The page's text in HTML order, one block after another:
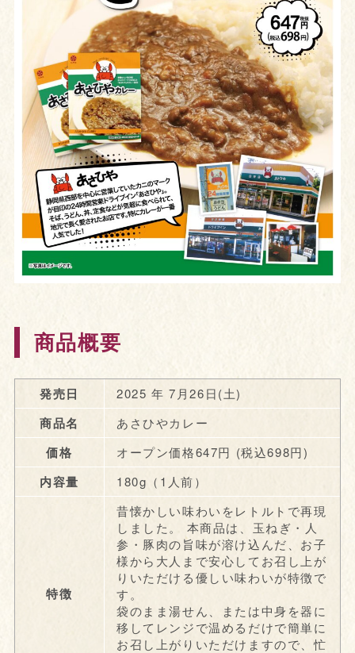
商品概要
発売日 2025 年 7月26日(土)
商品名 あさひやカレー
価格 オープン価格647円 (税込698円)
内容量 180g（1人前）
特徴
昔懐かしい味わいをレトルトで再現
しました。 本商品は、玉ねぎ・人
参・豚肉の旨味が溶け込んだ、お子
様から大人まで安心してお召し上が
りいただける優しい味わいが特徴で
す。
袋のまま湯せん、または中身を器に
移してレンジで温めるだけで簡単に
お召し上がりいただけますので、忙